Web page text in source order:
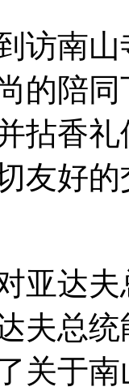
南山
的陪
拈香
友好的
达夫
夫总
关于